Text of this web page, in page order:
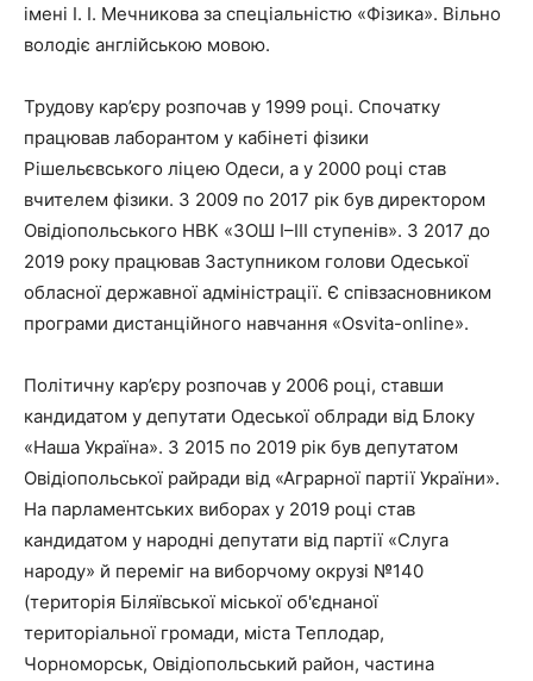
імені І. І. Мечникова за спеціальністю «Фізика». Вільно
володіє англійською мовою.
Трудову кар’єру розпочав у 1999 році. Спочатку
працював лаборантом у кабінеті фізики
Рішельєвського ліцею Одеси, а у 2000 році став
вчителем фізики. З 2009 по 2017 рік був директором
Овідіопольського НВК «ЗОШ I–III ступенів». З 2017 до
2019 року працював Заступником голови Одеської
обласної державної адміністрації. Є співзасновником
програми дистанційного навчання «Osvita-online».
Політичну кар’єру розпочав у 2006 році, ставши
кандидатом у депутати Одеської облради від Блоку
«Наша Україна». З 2015 по 2019 рік був депутатом
Овідіопольської райради від «Аграрної партії України».
На парламентських виборах у 2019 році став
кандидатом у народні депутати від партії «Слуга
народу» й переміг на виборчому окрузі №140
(територія Біляївської міської об'єднаної
територіальної громади, міста Теплодар,
Чорноморськ, Овідіопольський район, частина